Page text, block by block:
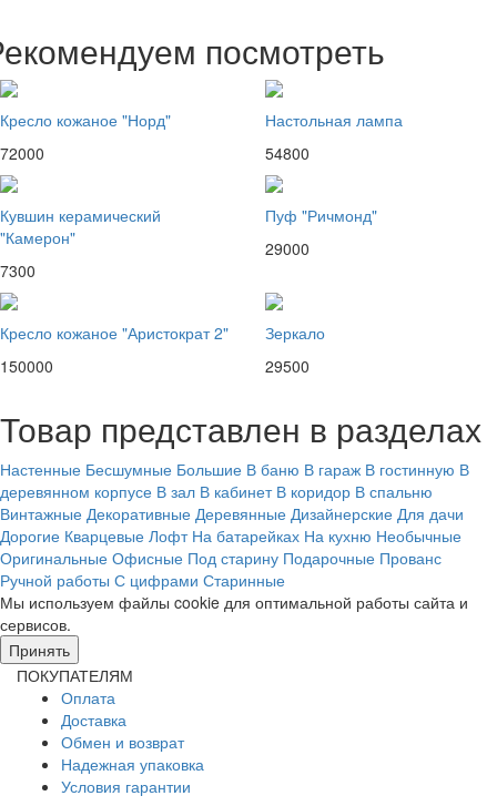
посмотреть
Кресло кожаное "Норд"
72000
Настольная лампа
54800
Кувшин керамический
"Камерон"
7300
Пуф "Ричмонд"
29000
Кресло кожаное "Аристократ 2"
150000
Зеркало
29500
Товар представлен в разделах
Настенные Бесшумные Большие В баню В гараж В гостинную В
деревянном корпусе В зал В кабинет В коридор В спальню
Винтажные Декоративные Деревянные Дизайнерские Для дачи
Дорогие Кварцевые Лофт На батарейках На кухню Необычные
Оригинальные Офисные Под старину Подарочные Прованс
Ручной работы С цифрами Старинные
Мы используем файлы cookie для оптимальной работы сайта и
сервисов.
Принять
ПОКУПАТЕЛЯМ
Оплата
Доставка
Обмен и возврат
Надежная упаковка
Условия гарантии